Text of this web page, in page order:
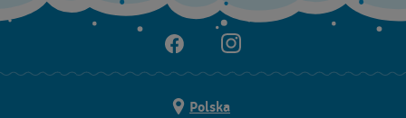
Polska